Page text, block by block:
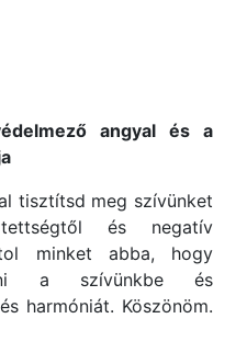
angyal és a
tisztítsd meg szívünket
és negatív
minket abba, hogy
a szívünkbe és
harmóniát. Köszönöm.